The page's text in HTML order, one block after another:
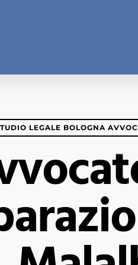
LEGALE BOLOGNA